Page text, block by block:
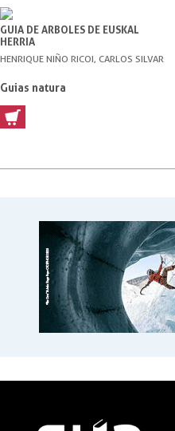
GUIA DE ARBOLES DE EUSKAL
HERRIA
HENRIQUE NIÑO RICOI, CARLOS SILVAR
Guias natura